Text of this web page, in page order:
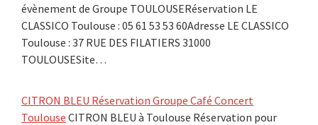
évènement de Groupe TOULOUSERéservation LE
CLASSICO Toulouse : 05 61 53 53 60Adresse LE CLASSICO
Toulouse : 37 RUE DES FILATIERS 31000
TOULOUSESite…
CITRON BLEU Réservation Groupe Café Concert
Toulouse CITRON BLEU à Toulouse Réservation pour